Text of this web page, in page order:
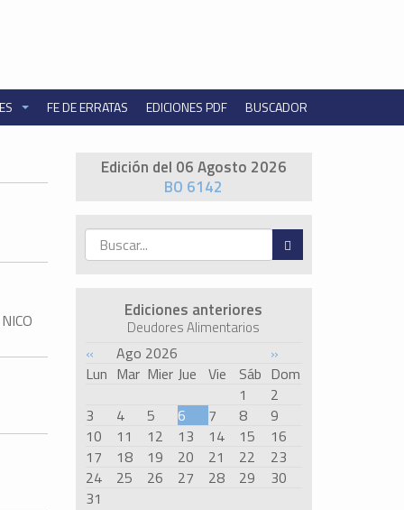
FE DE ERRATAS EDICIONES PDF BUSCADOR
Edición del 06 Agosto 2026
BO 6142
Ediciones anteriores
Deudores Alimentarios
« Ago 2026
»
Lun Mar Mier Jue Vie Sáb Dom
1
2
3
4 5 6 7 8
9
10
11 12 13 14 15
16
17
18 19 20 21 22
23
24
25 26 27 28 29
30
31